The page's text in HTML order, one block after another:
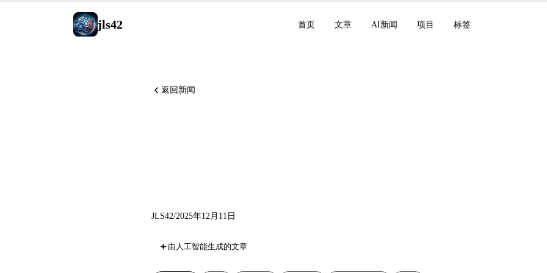
jls42 首页 文章 AI新闻 项目 标签
返回新闻
JLS42/2025年12月11日
由人工智能生成的文章